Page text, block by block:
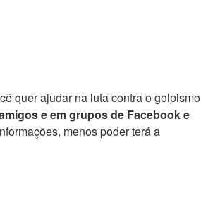
quer ajudar na luta contra o golpismo
e em grupos de Facebook e
menos poder terá a